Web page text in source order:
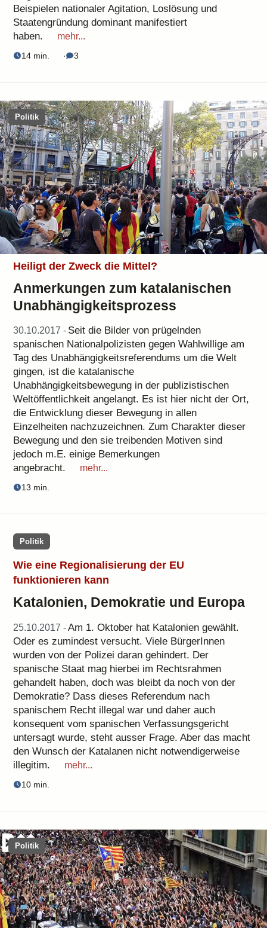
Beispielen nationaler Agitation, Loslösung und
Staatengründung dominant manifestiert
haben.
mehr...
14 min. ‧ 3
Politik
Heiligt der Zweck die Mittel?
Anmerkungen zum katalanischen
Unabhängigkeitsprozess
30.10.2017 - Seit die Bilder von prügelnden
spanischen Nationalpolizisten gegen Wahlwillige am
Tag des Unabhängigkeitsreferendums um die Welt
gingen, ist die katalanische
Unabhängigkeitsbewegung in der publizistischen
Weltöffentlichkeit angelangt. Es ist hier nicht der Ort,
die Entwicklung dieser Bewegung in allen
Einzelheiten nachzuzeichnen. Zum Charakter dieser
Bewegung und den sie treibenden Motiven sind
jedoch m.E. einige Bemerkungen
angebracht.
mehr...
13 min.
Politik
Wie eine Regionalisierung der EU
funktionieren kann
Katalonien, Demokratie und Europa
25.10.2017 -Am 1. Oktober hat Katalonien gewählt.
Oder es zumindest versucht. Viele BürgerInnen
wurden von der Polizei daran gehindert. Der
spanische Staat mag hierbei im Rechtsrahmen
gehandelt haben, doch was bleibt da noch von der
Demokratie? Dass dieses Referendum nach
spanischem Recht illegal war und daher auch
konsequent vom spanischen Verfassungsgericht
untersagt wurde, steht ausser Frage. Aber das macht
den Wunsch der Katalanen nicht notwendigerweise
illegitim.
mehr...
10 min.
Politik